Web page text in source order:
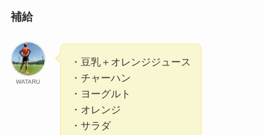
補給
WATARU
・豆乳＋オレンジジュース
・チャーハン
・ヨーグルト
・オレンジ
・サラダ